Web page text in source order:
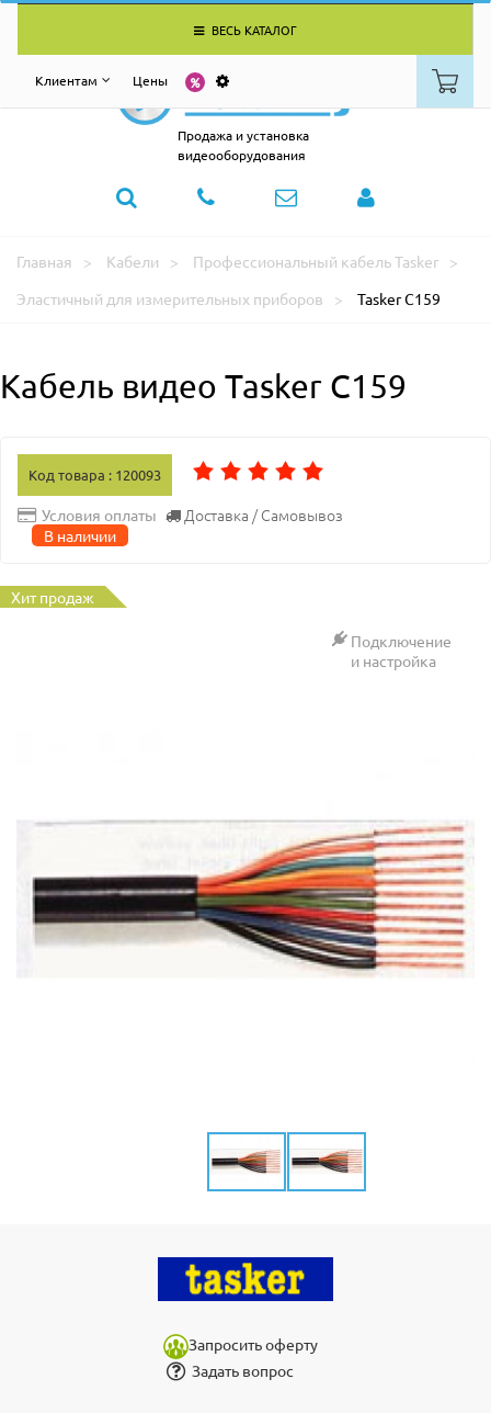
ВЕСЬ КАТАЛОГ
Клиентам Цены
Продажа и установка
видеооборудования
Главная Кабели
Профессиональный кабель Tasker
Эластичный для измерительных приборов
Tasker C159
Кабель видео Tasker C159
Код товара : 120093
Условия оплаты Доставка / Самовывоз
В наличии
Хит продаж
Подключение
и настройка
Запросить оферту
Задать вопрос